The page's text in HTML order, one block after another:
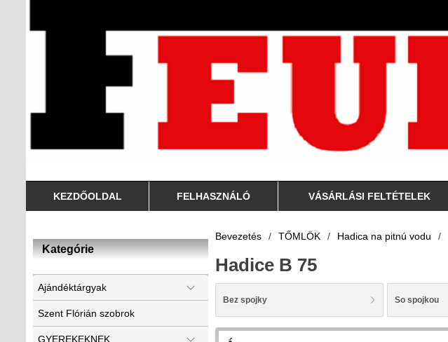
KEZDŐOLDAL FELHASZNÁLÓ VÁSÁRLÁSI FELTÉTELEK
Kategórie
Ajándéktárgyak
Szent Flórián szobrok
GYEREKEKNEK
Bevezetés / TŐMLÖK / Hadica na pitnú vodu /
Hadice B 75
Bez spojky So spojkou